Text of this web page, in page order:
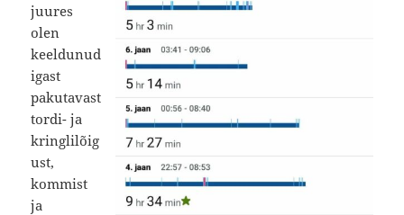
juures
olen
keeldunud
igast
pakutavast
tordi- ja
kringlilõig
ust,
kommist
ja